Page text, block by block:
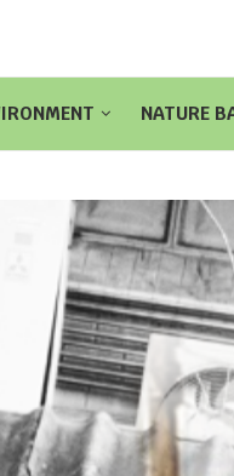
NATURE